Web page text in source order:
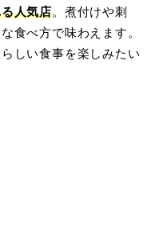
人気店。煮付けや刺
食べ方で味わえます。
しい食事を楽しみたい